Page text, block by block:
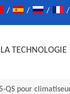
/ / / /
LA TECHNOLOGIE
QS pour